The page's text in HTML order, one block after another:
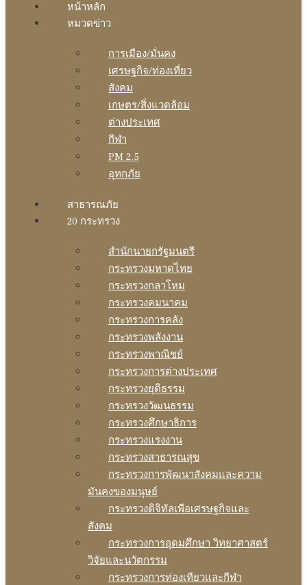
หน้าหลัก
หมวดข่าว
การเมือง/มั่นคง
เศรษฐกิจ/ท่องเที่ยว
สังคม
เกษตร/สิ่งแวดล้อม
ต่างประเทศ
กีฬา
PM 2.5
อุทกภัย
สาธารณภัย
20 กระทรวง
สํานักนายกรัฐมนตรี
กระทรวงมหาดไทย
กระทรวงกลาโหม
กระทรวงคมนาคม
กระทรวงการคลัง
กระทรวงพลังงาน
กระทรวงพาณิชย์
กระทรวงการต่างประเทศ
กระทรวงยุติธรรม
กระทรวงวัฒนธรรม
กระทรวงศึกษาธิการ
กระทรวงแรงงาน
กระทรวงสาธารณสุข
กระทรวงการพัฒนาสังคมและความ
มันคงของมนุษย์
กระทรวงดิจิทัลเพือเศรษฐกิจและ
สังคม
กระทรวงการอุดมศึกษา วิทยาศาสตร์
วิจัยและนวัตกรรม
กระทรวงการท่องเทียวและกีฬา